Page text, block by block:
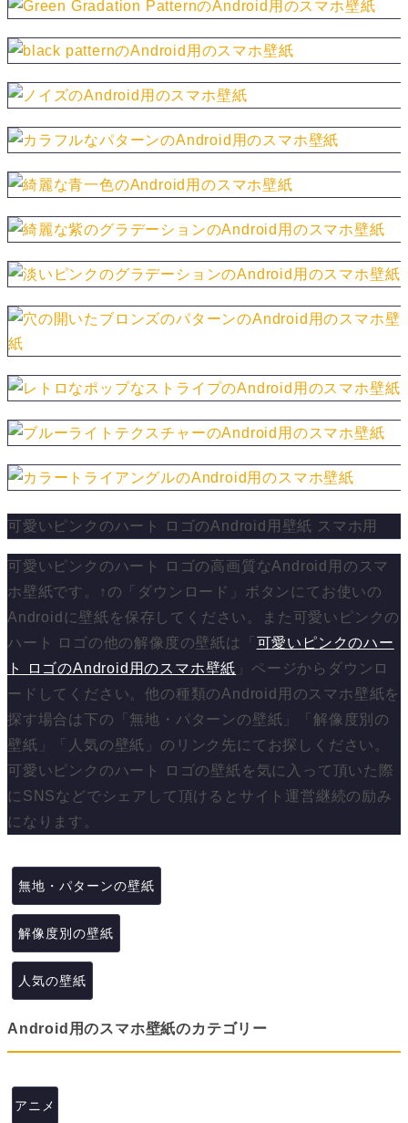
可愛いピンクのハート ロゴのAndroid用壁紙 スマホ用
可愛いピンクのハート ロゴの高画質なAndroid用のスマ
ホ壁紙です。↑の「ダウンロード」ボタンにてお使いの
Androidに壁紙を保存してください。また可愛いピンクの
ハート ロゴの他の解像度の壁紙は「 可愛いピンクのハー
ト ロゴのAndroid用のスマホ壁紙 」ページからダウンロ
ードしてください。他の種類のAndroid用のスマホ壁紙を
探す場合は下の「無地・パターンの壁紙」「解像度別の
壁紙」「人気の壁紙」のリンク先にてお探しください。
可愛いピンクのハート ロゴの壁紙を気に入って頂いた際
にSNSなどでシェアして頂けるとサイト運営継続の励み
になります。
無地・パターンの壁紙
解像度別の壁紙
人気の壁紙
Android用のスマホ壁紙のカテゴリー
アニメ